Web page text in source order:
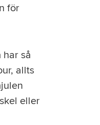
för
så
allts
eller